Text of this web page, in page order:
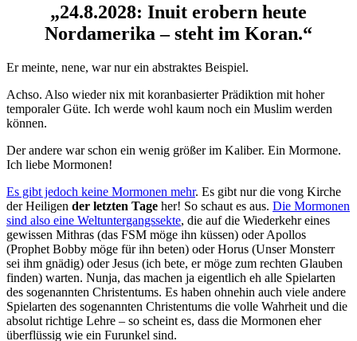
„24.8.2028: Inuit erobern heute
Nordamerika – steht im Koran.“
Er meinte, nene, war nur ein abstraktes Beispiel.
Achso. Also wieder nix mit koranbasierter Prädiktion mit hoher
temporaler Güte. Ich werde wohl kaum noch ein Muslim werden
können.
Der andere war schon ein wenig größer im Kaliber. Ein Mormone.
Ich liebe Mormonen!
Es gibt jedoch keine Mormonen mehr. Es gibt nur die vong Kirche
der Heiligen der letzten Tage her! So schaut es aus. Die Mormonen
sind also eine Weltuntergangssekte, die auf die Wiederkehr eines
gewissen Mithras (das FSM möge ihn küssen) oder Apollos
(Prophet Bobby möge für ihn beten) oder Horus (Unser Monsterr
sei ihm gnädig) oder Jesus (ich bete, er möge zum rechten Glauben
finden) warten. Nunja, das machen ja eigentlich eh alle Spielarten
des sogenannten Christentums. Es haben ohnehin auch viele andere
Spielarten des sogenannten Christentums die volle Wahrheit und die
absolut richtige Lehre – so scheint es, dass die Mormonen eher
überflüssig wie ein Furunkel sind.